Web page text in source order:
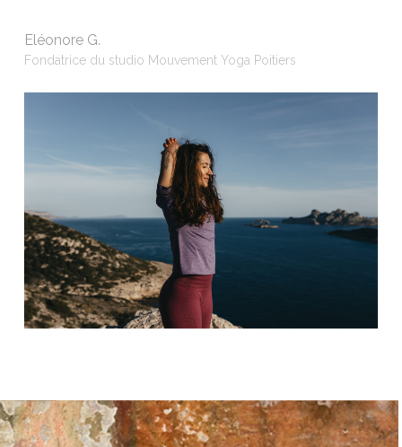
Eléonore G.
Fondatrice du studio Mouvement Yoga Poitiers